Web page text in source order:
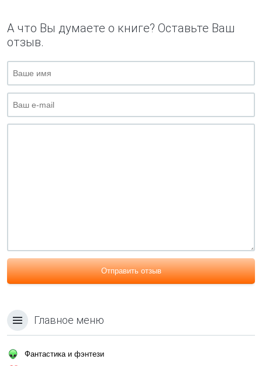
А что Вы думаете о книге? Оставьте Ваш
отзыв.
Отправить отзыв
Главное меню
Фантастика и фэнтези